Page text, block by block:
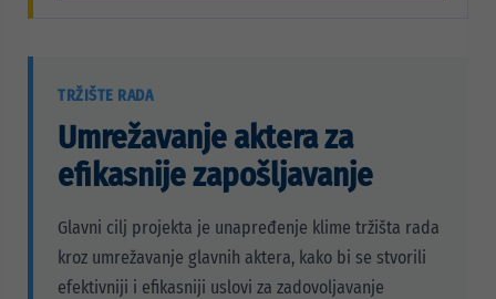
TRŽIŠTE RADA
Umrežavanje aktera za
efikasnije zapošljavanje
Glavni cilj projekta je unapređenje klime tržišta rada
kroz umrežavanje glavnih aktera, kako bi se stvorili
efektivniji i efikasniji uslovi za zadovoljavanje